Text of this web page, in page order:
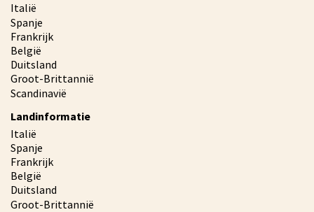
Italië
Spanje
Frankrijk
België
Duitsland
Groot-Brittannië
Scandinavië
Landinformatie
Italië
Spanje
Frankrijk
België
Duitsland
Groot-Brittannië